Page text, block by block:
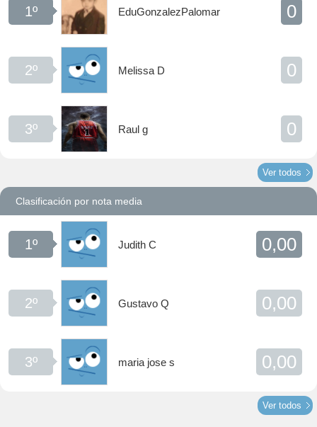
1º EduGonzalezPalomar 0
2º Melissa D 0
3º Raul g 0
Ver todos
Clasificación por nota media
1º Judith C 0,00
2º Gustavo Q 0,00
3º maria jose s 0,00
Ver todos